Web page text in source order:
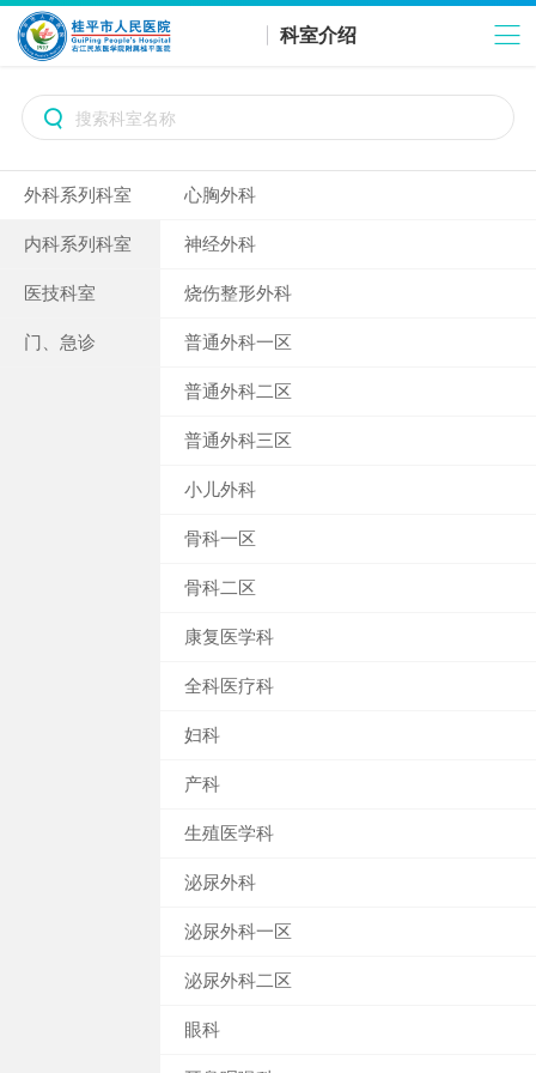
科室介绍

外科系列科室
内科系列科室
医技科室
门、急诊
心胸外科
神经外科
烧伤整形外科
普通外科一区
普通外科二区
普通外科三区
小儿外科
骨科一区
骨科二区
康复医学科
全科医疗科
妇科
产科
生殖医学科
泌尿外科
泌尿外科一区
泌尿外科二区
眼科